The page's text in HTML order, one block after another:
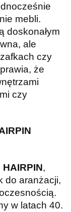
mebli.
doskonałym
ale
czy
że
czy
,
do aranżacji,
w latach 40.